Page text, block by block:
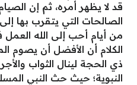
قد لا يظهر أمره، ثم إن
الصالحات التي يتقرب بها
من أيام أحب إلى الله
الكلام أن الأفضل أن يصوم
ذي الحجة لينال الثواب
النبوية؛ حيث حث النبي